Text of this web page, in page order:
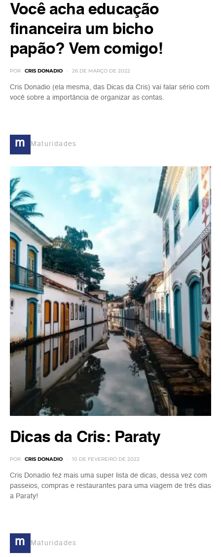
Você acha educação
financeira um bicho
papão? Vem comigo!
POR CRIS DONADIO 26 DE MARÇO DE 2022
Cris Donadio (ela mesma, das Dicas da Cris) vai falar sério com
você sobre a importância de organizar as contas.
m Maturidades
Dicas da Cris: Paraty
POR CRIS DONADIO 10 DE FEVEREIRO DE 2022
Cris Donadio fez mais uma super lista de dicas, dessa vez com
passeios, compras e restaurantes para uma viagem de três dias
a Paraty!
m Maturidades